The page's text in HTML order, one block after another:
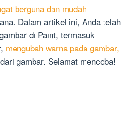
berguna dan mudah
Dalam artikel ini, Anda telah
di Paint, termasuk
mengubah warna pada gambar,
gambar. Selamat mencoba!